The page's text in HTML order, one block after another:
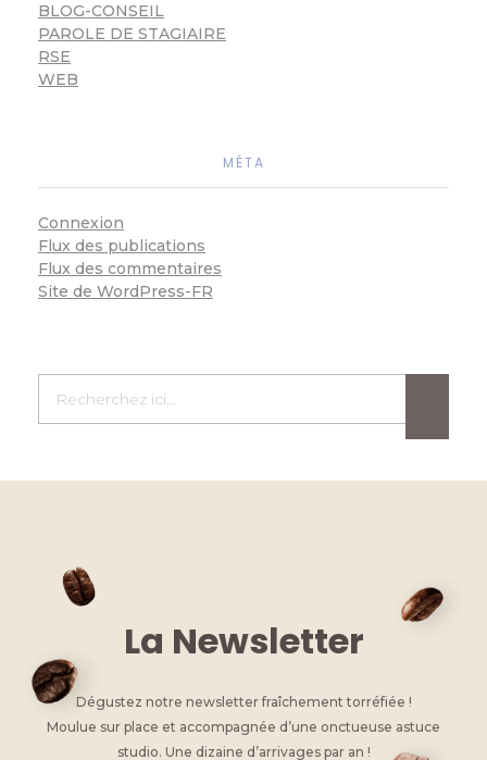
BLOG-CONSEIL
PAROLE DE STAGIAIRE
RSE
WEB
MÉTA
Connexion
Flux des publications
Flux des commentaires
Site de WordPress-FR
La Newsletter
Dégustez notre newsletter fraîchement torréfiée !
Moulue sur place et accompagnée d’une onctueuse astuce
studio. Une dizaine d’arrivages par an !